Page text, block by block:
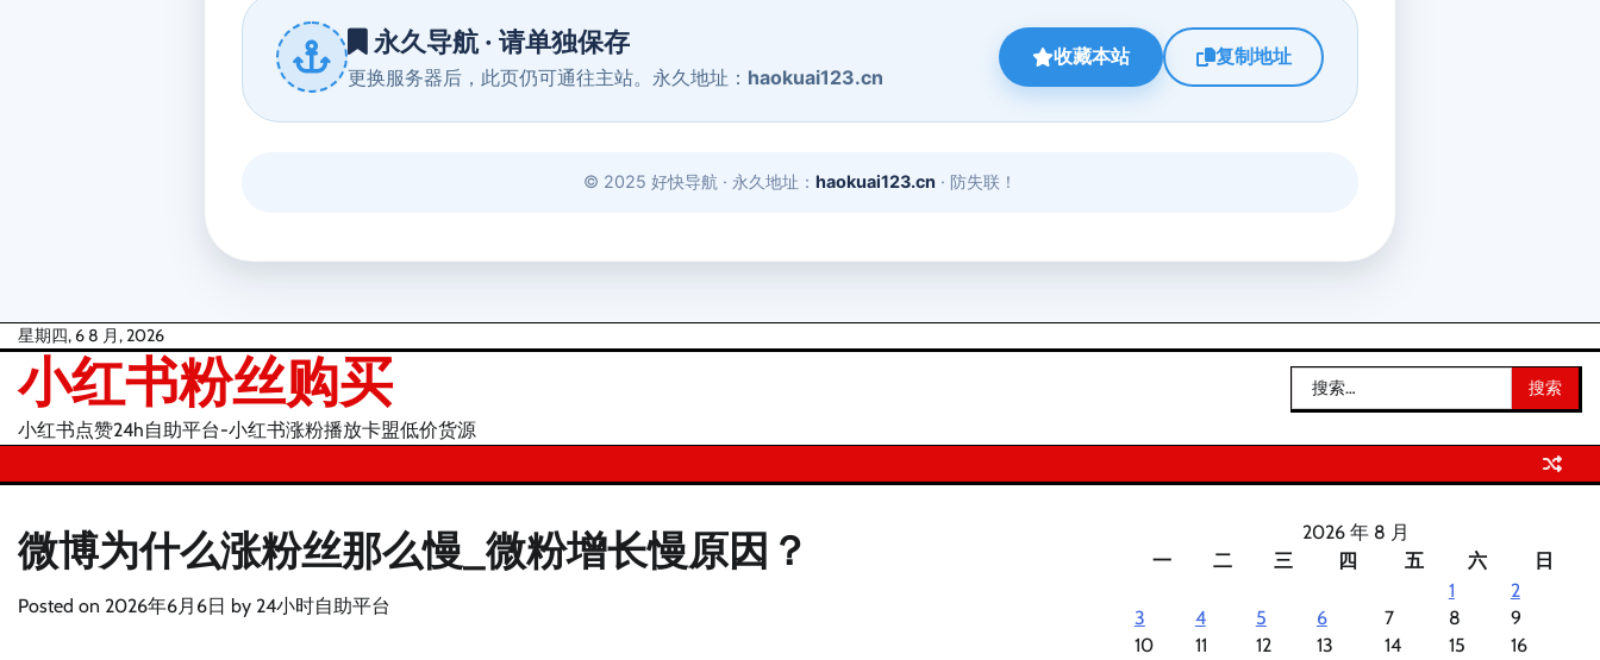
Skip
content
星期四, 6 8 月, 2026
小红书粉丝购买
小红书点赞24h自助平台-小红书涨粉播放卡盟低价货源
索：
微博为什么涨粉丝那么慢_微粉增长慢原因？
Posted on 2026年6月6日 by 24小时自助平台
2026 年 8 月
一
二 三 四 五 六
日
1
2
3
4 5 6 7 8
9
10
11 12 13 14 15
16